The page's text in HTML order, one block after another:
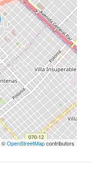
©OpenStreetMapcontributors